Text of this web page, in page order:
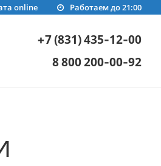
Работаем до 21:00
online
+7 (831) 435-12-00
8 800 200-00-92